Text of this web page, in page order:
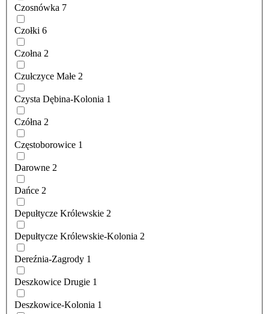
Czosnówka 7
Czołki 6
Czołna 2
Czułczyce Małe 2
Czysta Dębina-Kolonia 1
Czółna 2
Częstoborowice 1
Darowne 2
Dańce 2
Depułtycze Królewskie 2
Depułtycze Królewskie-Kolonia 2
Dereźnia-Zagrody 1
Deszkowice Drugie 1
Deszkowice-Kolonia 1